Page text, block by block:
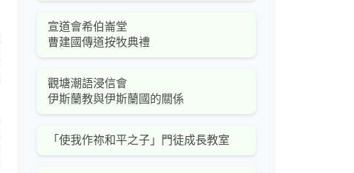
宣道會希伯崙堂
曹建國傳道按牧典禮
觀塘潮語浸信會
伊斯蘭教與伊斯蘭國的關係
「使我作祢和平之子」門徒成長教室